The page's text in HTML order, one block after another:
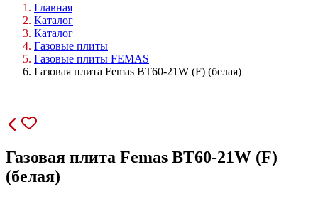
Главная
Каталог
Каталог
Газовые плиты
Газовые плиты FEMAS
Газовая плита Femas BT60-21W (F) (белая)
Газовая плита Femas BT60-21W (F)
(белая)